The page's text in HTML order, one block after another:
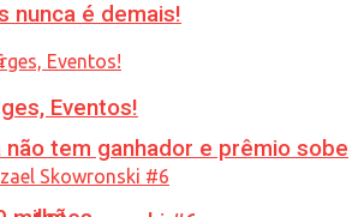
não tem ganhador e prêmio sobe
nunca é demais!
Eventos!